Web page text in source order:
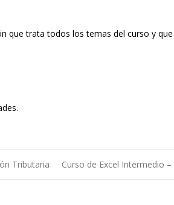
que trata todos los temas del curso y
Tributaria Curso de Excel Intermedio –